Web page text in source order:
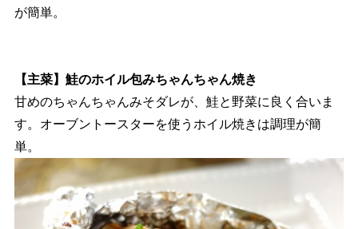
が簡単。
【主菜】鮭のホイル包みちゃんちゃん焼き
甘めのちゃんちゃんみそダレが、鮭と野菜に良く合いま
す。オーブントースターを使うホイル焼きは調理が簡
単。